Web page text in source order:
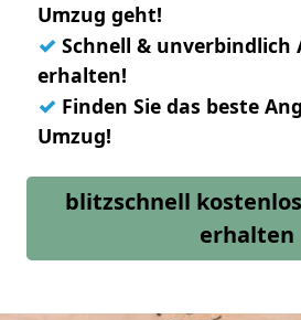
Umzug geht!
✓ Schnell & unverbindlich
erhalten!
✓ Finden Sie das beste
Umzug!
blitzschnell
erhalten